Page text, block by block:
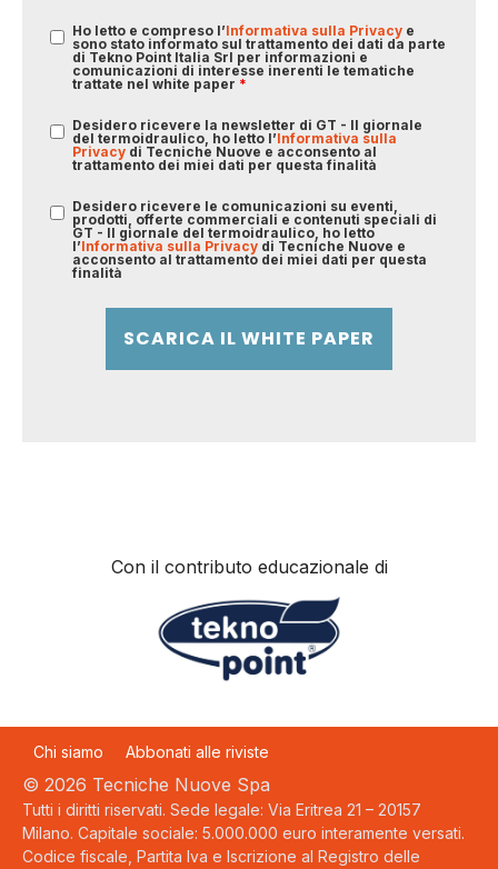
Ho letto e compreso l’Informativa sulla Privacy e
sono stato informato sul trattamento dei dati da parte
di Tekno Point Italia Srl per informazioni e
comunicazioni di interesse inerenti le tematiche
trattate nel white paper *
Desidero ricevere la newsletter di GT - Il giornale
del termoidraulico, ho letto l’Informativa sulla
Privacy di Tecniche Nuove e acconsento al
trattamento dei miei dati per questa finalità
Desidero ricevere le comunicazioni su eventi,
prodotti, offerte commerciali e contenuti speciali di
GT - Il giornale del termoidraulico, ho letto
l’Informativa sulla Privacy di Tecniche Nuove e
acconsento al trattamento dei miei dati per questa
finalità
Con il contributo educazionale di
© 2026 Tecniche Nuove Spa
Chi siamo Abbonati alle riviste
Tutti i diritti riservati. Sede legale: Via Eritrea 21 – 20157
Milano. Capitale sociale: 5.000.000 euro interamente versati.
Codice fiscale, Partita Iva e Iscrizione al Registro delle